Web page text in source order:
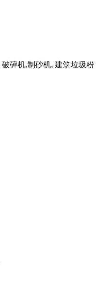
碎机,制砂机, 建筑垃圾粉